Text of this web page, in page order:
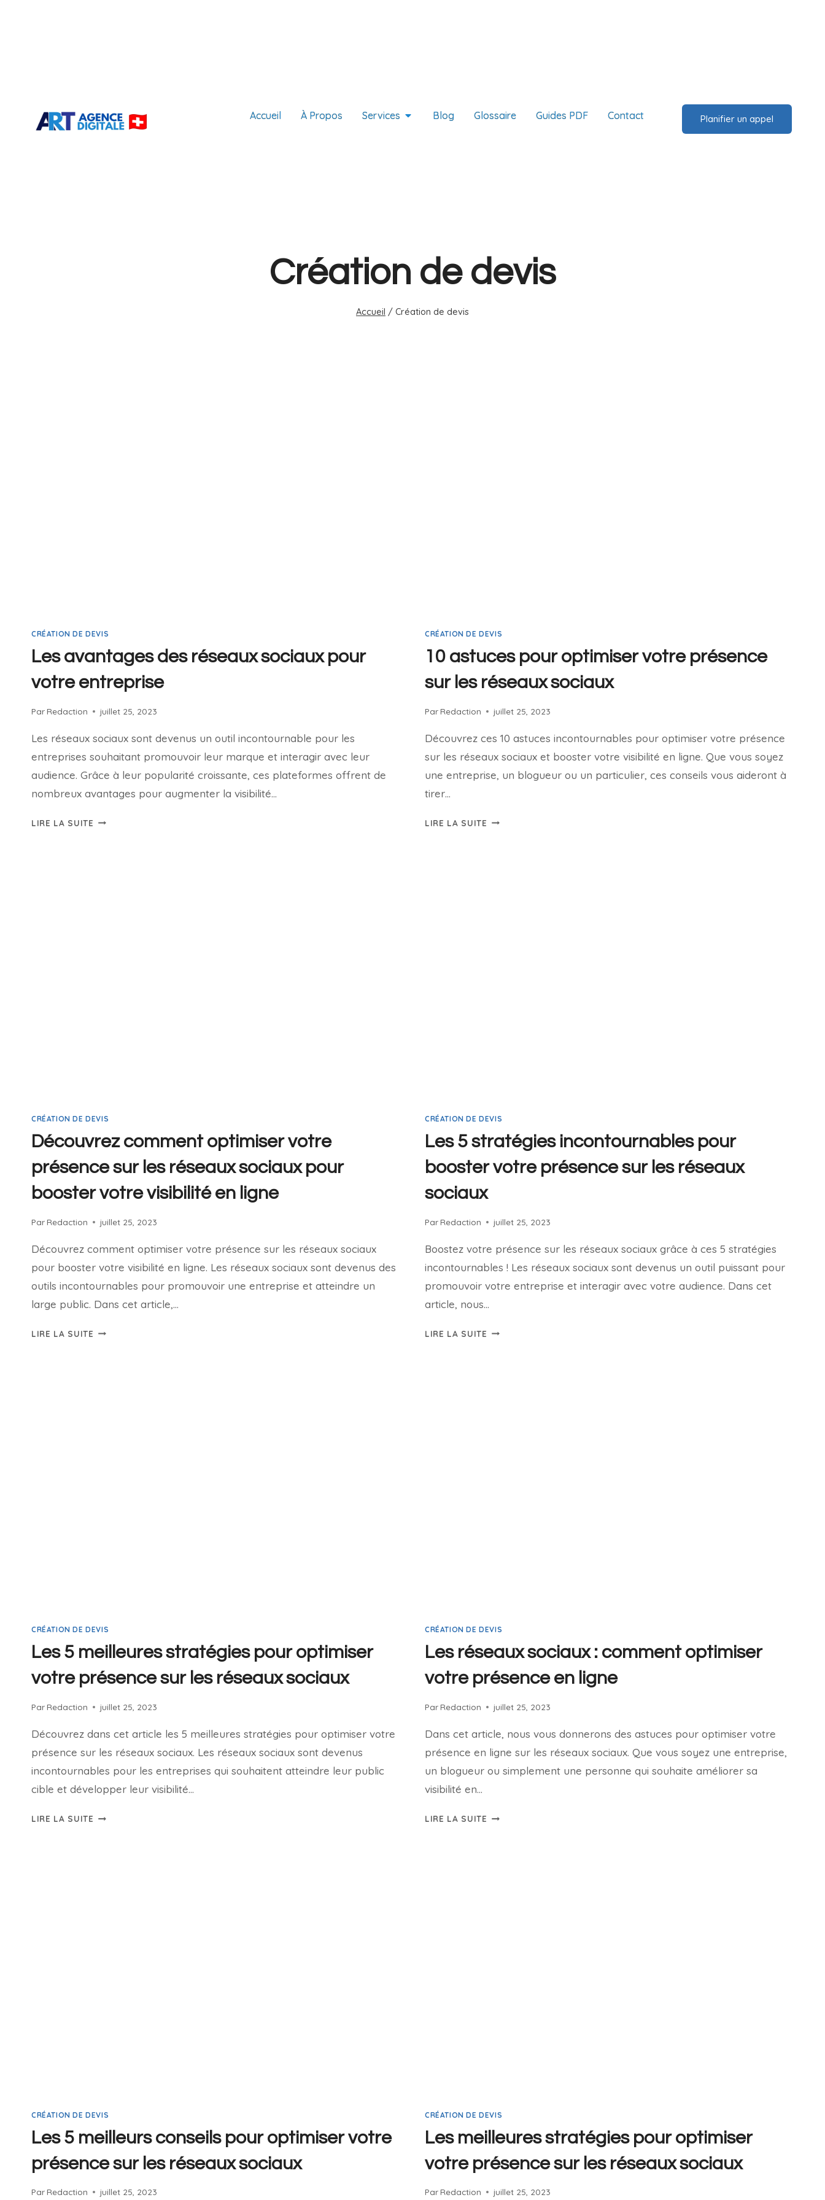
Accueil À Propos Services Blog Glossaire Guides PDF Contact Planifier un appel
Création de devis
Accueil / Création de devis
CRÉATION DE DEVIS
Les avantages des réseaux sociaux pour
votre entreprise
Par Redaction juillet 25, 2023
Les réseaux sociaux sont devenus un outil incontournable pour les
entreprises souhaitant promouvoir leur marque et interagir avec leur
audience. Grâce à leur popularité croissante, ces plateformes offrent de
nombreux avantages pour augmenter la visibilité…
LIRE LA SUITE
CRÉATION DE DEVIS
10 astuces pour optimiser votre présence
sur les réseaux sociaux
Par Redaction juillet 25, 2023
Découvrez ces 10 astuces incontournables pour optimiser votre présence
sur les réseaux sociaux et booster votre visibilité en ligne. Que vous soyez
une entreprise, un blogueur ou un particulier, ces conseils vous aideront à
tirer…
LIRE LA SUITE
CRÉATION DE DEVIS
Découvrez comment optimiser votre
présence sur les réseaux sociaux pour
booster votre visibilité en ligne
Par Redaction juillet 25, 2023
Découvrez comment optimiser votre présence sur les réseaux sociaux
pour booster votre visibilité en ligne. Les réseaux sociaux sont devenus des
outils incontournables pour promouvoir une entreprise et atteindre un
large public. Dans cet article,…
LIRE LA SUITE
CRÉATION DE DEVIS
Les 5 stratégies incontournables pour
booster votre présence sur les réseaux
sociaux
Par Redaction juillet 25, 2023
Boostez votre présence sur les réseaux sociaux grâce à ces 5 stratégies
incontournables ! Les réseaux sociaux sont devenus un outil puissant pour
promouvoir votre entreprise et interagir avec votre audience. Dans cet
article, nous…
LIRE LA SUITE
CRÉATION DE DEVIS
Les 5 meilleures stratégies pour optimiser
votre présence sur les réseaux sociaux
Par Redaction juillet 25, 2023
Découvrez dans cet article les 5 meilleures stratégies pour optimiser votre
présence sur les réseaux sociaux. Les réseaux sociaux sont devenus
incontournables pour les entreprises qui souhaitent atteindre leur public
cible et développer leur visibilité…
LIRE LA SUITE
CRÉATION DE DEVIS
Les réseaux sociaux : comment optimiser
votre présence en ligne
Par Redaction juillet 25, 2023
Dans cet article, nous vous donnerons des astuces pour optimiser votre
présence en ligne sur les réseaux sociaux. Que vous soyez une entreprise,
un blogueur ou simplement une personne qui souhaite améliorer sa
visibilité en…
LIRE LA SUITE
CRÉATION DE DEVIS
Les 5 meilleurs conseils pour optimiser votre
présence sur les réseaux sociaux
Par Redaction juillet 25, 2023
CRÉATION DE DEVIS
Les meilleures stratégies pour optimiser
votre présence sur les réseaux sociaux
Par Redaction juillet 25, 2023